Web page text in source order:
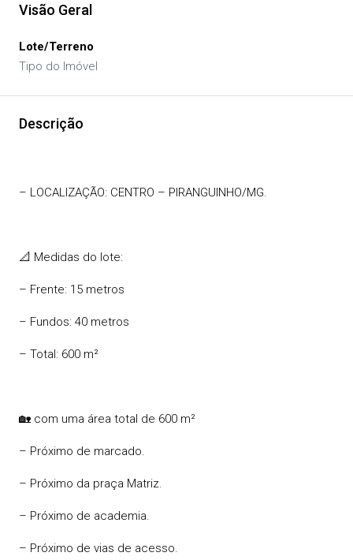
Visão Geral
Lote/Terreno
Tipo do Imóvel
Descrição
– LOCALIZAÇÃO: CENTRO – PIRANGUINHO/MG.
📐 Medidas do lote:
– Frente: 15 metros
– Fundos: 40 metros
– Total: 600 m²
🏡 com uma área total de 600 m²
– Próximo de marcado.
– Próximo da praça Matriz.
– Próximo de academia.
– Próximo de vias de acesso.